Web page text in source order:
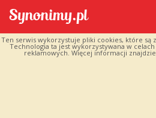
Ten serwis wykorzystuje pliki cookies, które są
Technologia ta jest wykorzystywana w
reklamowych. Więcej informacji